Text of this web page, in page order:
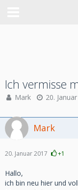
Ich vermisse
Mark 20.
Mark
20. Januar 2017 +1
Hallo,
ich bin neu hier und